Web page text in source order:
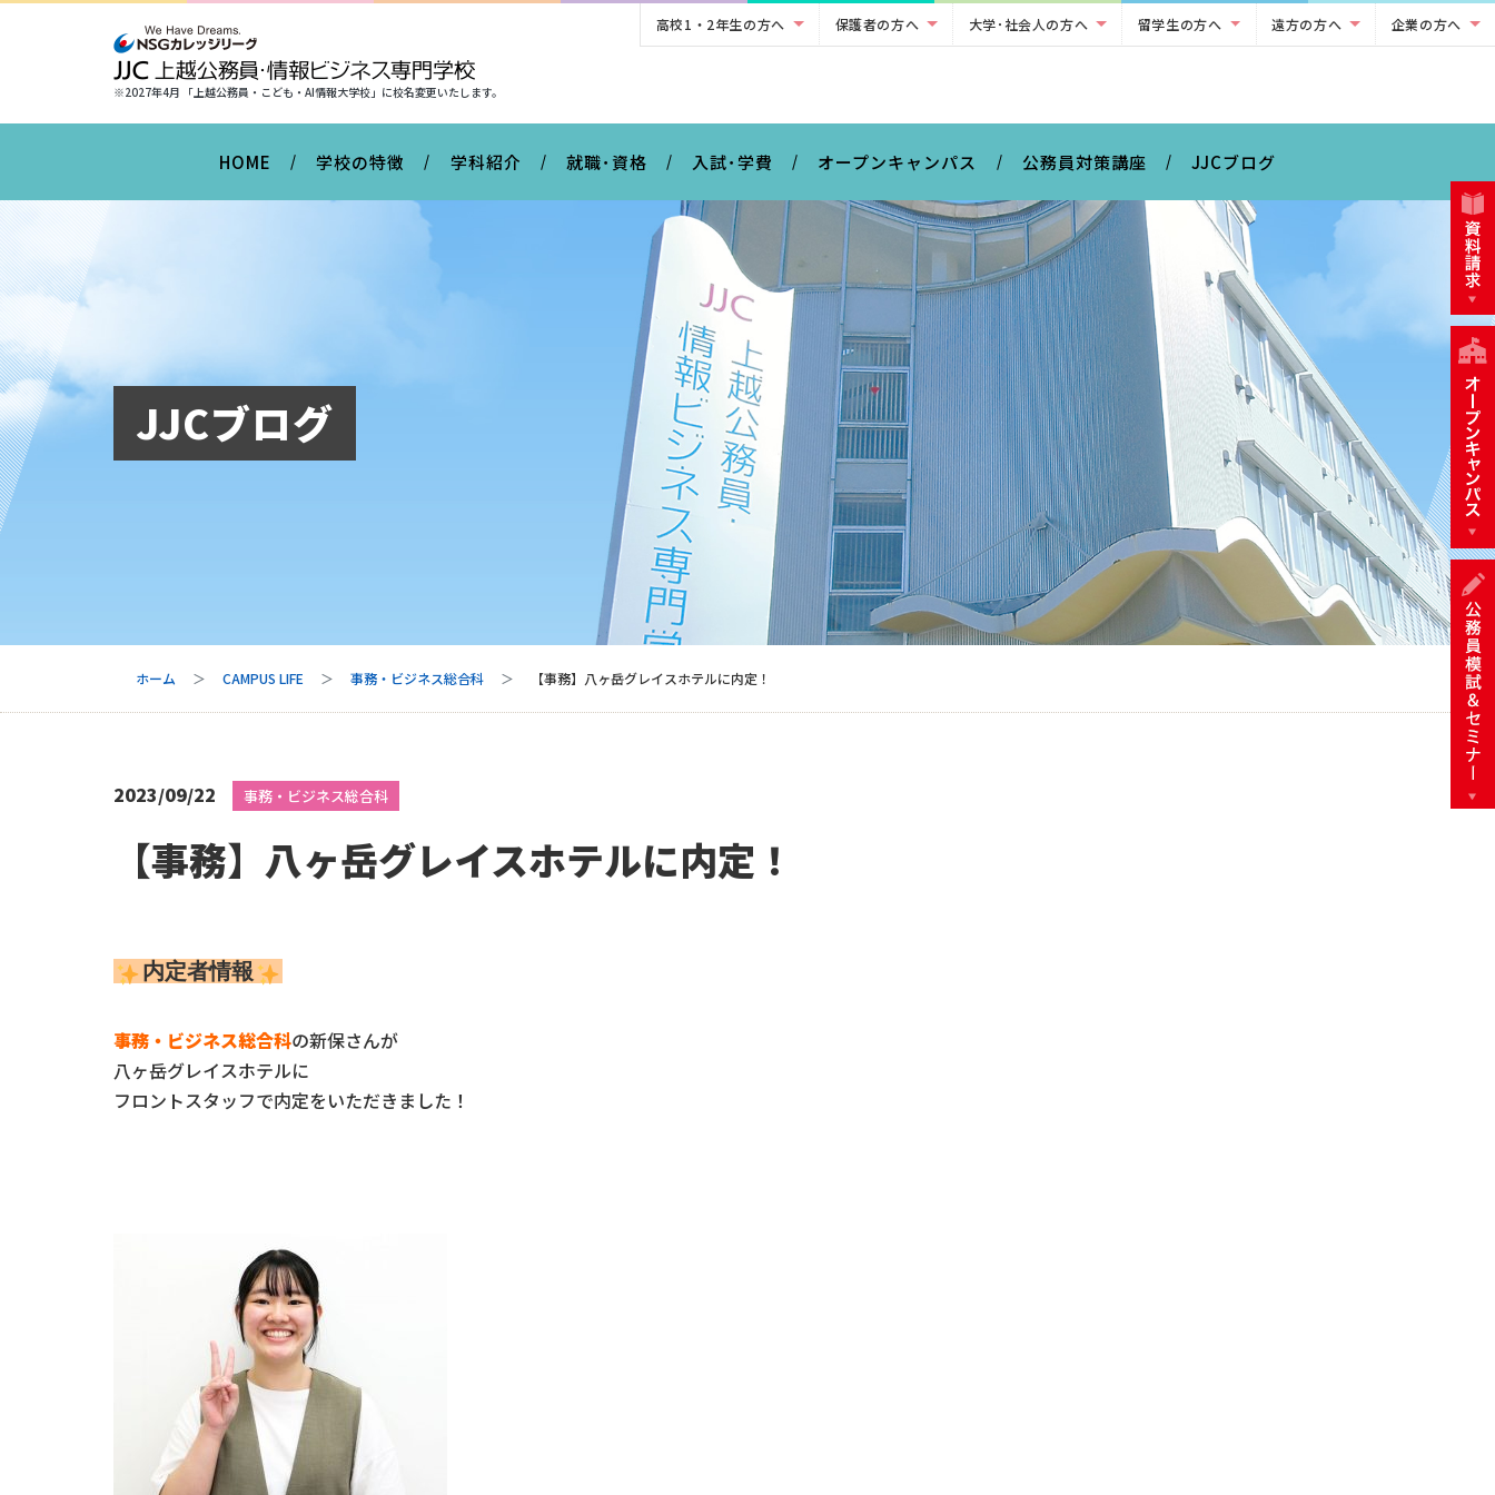
高校1・2年生の方へ 保護者の方へ 大学･社会人の方へ 留学生の方へ 遠方の方へ 企業の方へ
※2027年4月 「上越公務員・こども・AI情報大学校」に校名変更いたします。
HOME 学校の特徴 学科紹介 就職･資格 入試･学費 オープンキャンパス 公務員対策講座 JJCブログ
JJCブログ
ホーム CAMPUS LIFE 事務・ビジネス総合科 【事務】八ヶ岳グレイスホテルに内定！
2023/09/22 事務・ビジネス総合科
【事務】八ヶ岳グレイスホテルに内定！
内定者情報
事務・ビジネス総合科の新保さんが
八ヶ岳グレイスホテルに
フロントスタッフで内定をいただきました！